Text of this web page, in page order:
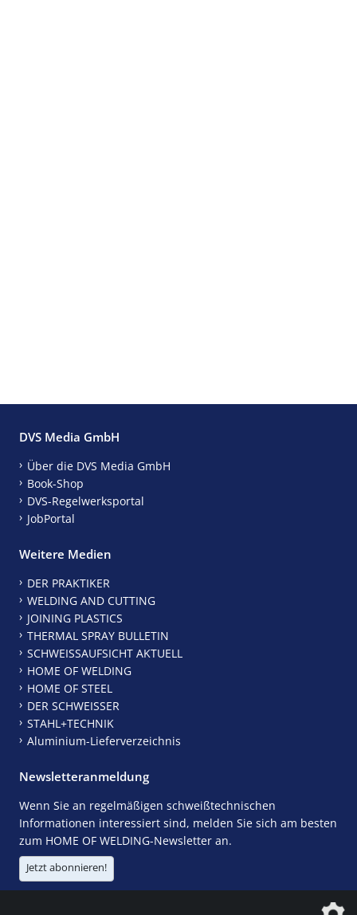
DVS Media GmbH
Über die DVS Media GmbH
Book-Shop
DVS-Regelwerksportal
JobPortal
Weitere Medien
DER PRAKTIKER
WELDING AND CUTTING
JOINING PLASTICS
THERMAL SPRAY BULLETIN
SCHWEISSAUFSICHT AKTUELL
HOME OF WELDING
HOME OF STEEL
DER SCHWEISSER
STAHL+TECHNIK
Aluminium-Lieferverzeichnis
Newsletteranmeldung
Wenn Sie an regelmäßigen schweißtechnischen
Informationen interessiert sind, melden Sie sich am besten
zum HOME OF WELDING-Newsletter an.
Jetzt abonnieren!